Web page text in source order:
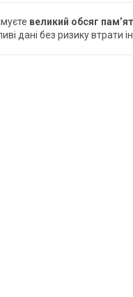
великий обсяг
дані без ризику втрати